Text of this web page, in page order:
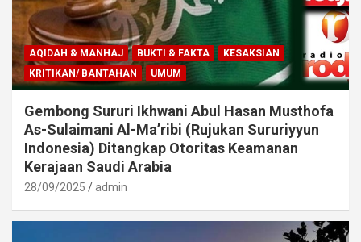
AQIDAH & MANHAJ BUKTI & FAKTA
KESAKSIAN
KRITIKAN/ BANTAHAN
UMUM
Gembong Sururi Ikhwani Abul Hasan Musthofa
As-Sulaimani Al-Ma’ribi (Rujukan Sururiyyun
Indonesia) Ditangkap Otoritas Keamanan
Kerajaan Saudi Arabia
28/09/2025 admin